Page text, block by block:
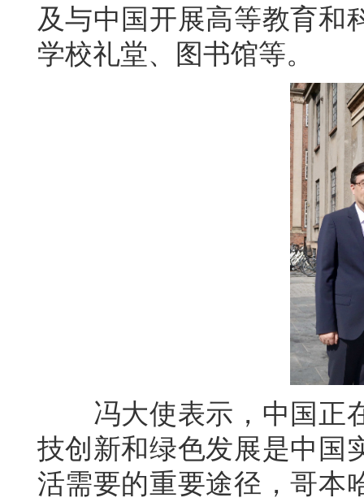
及与中国开展高等教育和
学校礼堂、图书馆等。
冯大使表示，中国正在
技创新和绿色发展是中国
活需要的重要途径，哥本